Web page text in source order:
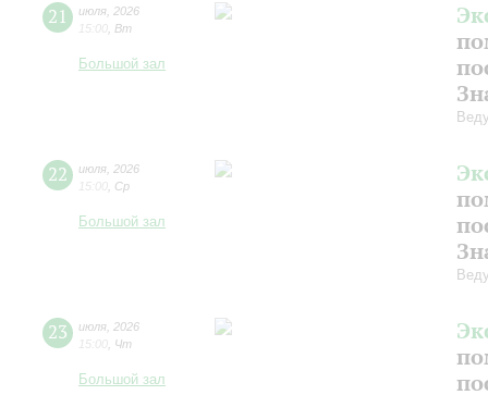
21 июля 2026
15:00 Вт
Большой зал
22 июля 2026
15:00 Ср
Большой зал
23 июля 2026
15:00 Чт
Большой зал